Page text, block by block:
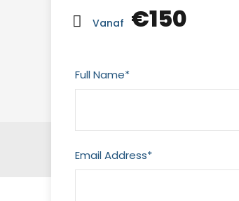
Vanaf €150
Full Name*
Email Address*